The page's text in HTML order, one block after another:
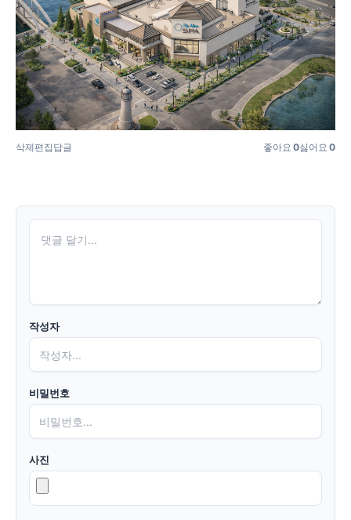
삭제편집 답글 좋아요 0싫어요 0
작성자
비밀번호
사진